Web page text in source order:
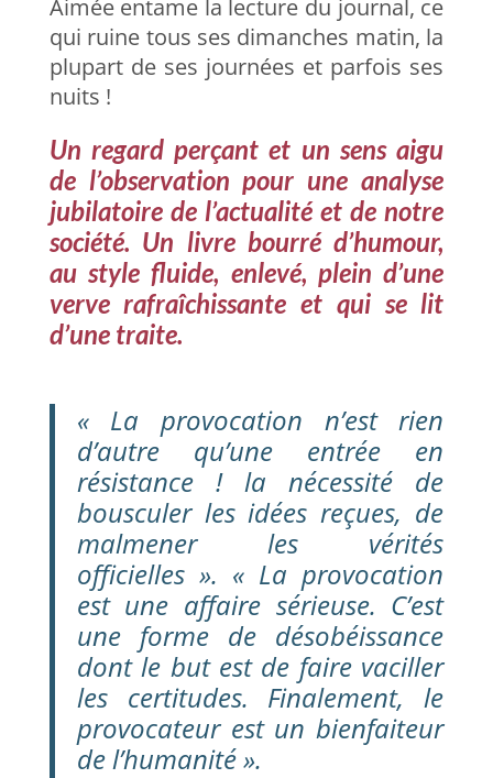
Aimée entame la lecture du journal, ce
qui ruine tous ses dimanches matin, la
plupart de ses journées et parfois ses
nuits !
Un regard perçant et un sens aigu
de l’observation pour une analyse
jubilatoire de l’actualité et de notre
société. Un livre bourré d’humour,
au style fluide, enlevé, plein d’une
verve rafraîchissante et qui se lit
d’une traite.
« La provocation n’est rien
d’autre qu’une entrée en
résistance ! la nécessité de
bousculer les idées reçues, de
malmener les vérités
officielles ». « La provocation
est une affaire sérieuse. C’est
une forme de désobéissance
dont le but est de faire vaciller
les certitudes. Finalement, le
provocateur est un bienfaiteur
de l’humanité ».